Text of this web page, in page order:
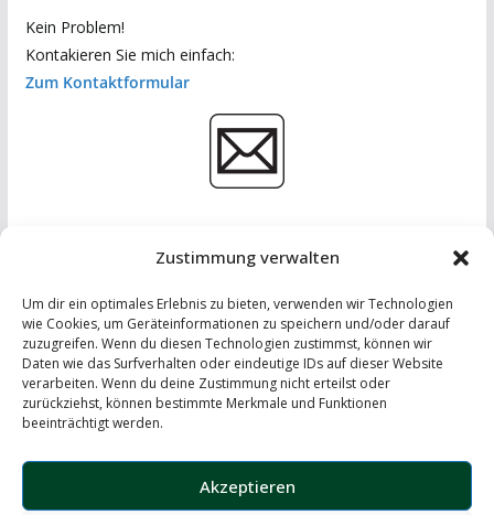
Zustimmung verwalten
Um dir ein optimales Erlebnis zu bieten, verwenden wir Technologien
wie Cookies, um Geräteinformationen zu speichern und/oder darauf
zuzugreifen. Wenn du diesen Technologien zustimmst, können wir
Daten wie das Surfverhalten oder eindeutige IDs auf dieser Website
verarbeiten. Wenn du deine Zustimmung nicht erteilst oder
zurückziehst, können bestimmte Merkmale und Funktionen
beeinträchtigt werden.
Akzeptieren
Kein Problem!
Kontakieren Sie mich einfach:
Zum Kontaktformular
IMPRESSUM-DATENSCHUTZERKLÄRUNG- KONTAKT
LinkedIn
Instagram